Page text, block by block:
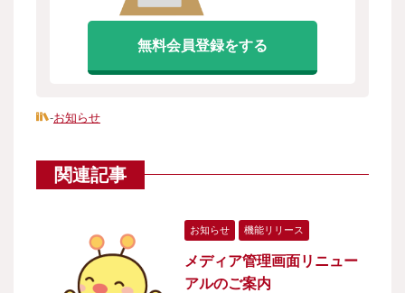
無料会員登録をする
-お知らせ
関連記事
お知らせ 機能リリース
メディア管理画面リニュー
アルのご案内